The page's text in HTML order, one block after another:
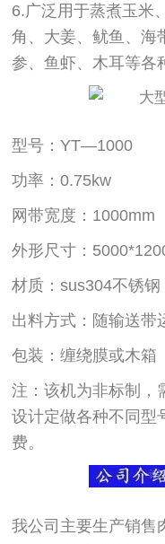
6.广泛用于蒸煮玉米
角、大姜、鱿鱼、海
参、鱼虾、木耳等各
型号：YT—1000
功率：0.75kw
网带宽度：1000mm
外形尺寸：
材质：sus304不锈钢
出料方式：随输送带
包装：缠绕膜或木箱
注：该机为非标制，
设计定做各种不同型
费。
我公司主要生产销售